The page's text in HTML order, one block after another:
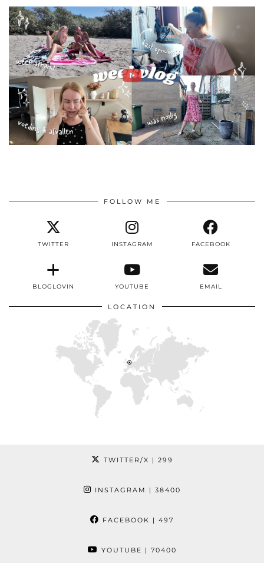
FOLLOW ME
TWITTER INSTAGRAM FACEBOOK
BLOGLOVIN YOUTUBE EMAIL
LOCATION
TWITTER/X | 299
INSTAGRAM | 38400
FACEBOOK | 497
YOUTUBE | 70400